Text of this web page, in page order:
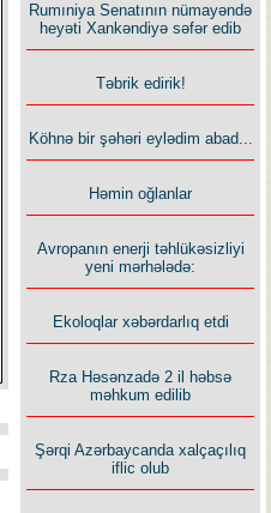
Rumıniya Senatının nümayəndə
heyəti Xankəndiyə səfər edib
Təbrik edirik!
Köhnə bir şəhəri eylədim abad...
Həmin oğlanlar
Avropanın enerji təhlükəsizliyi
yeni mərhələdə:
Ekoloqlar xəbərdarlıq etdi
Rza Həsənzadə 2 il həbsə
məhkum edilib
Şərqi Azərbaycanda xalçaçılıq
iflic olub